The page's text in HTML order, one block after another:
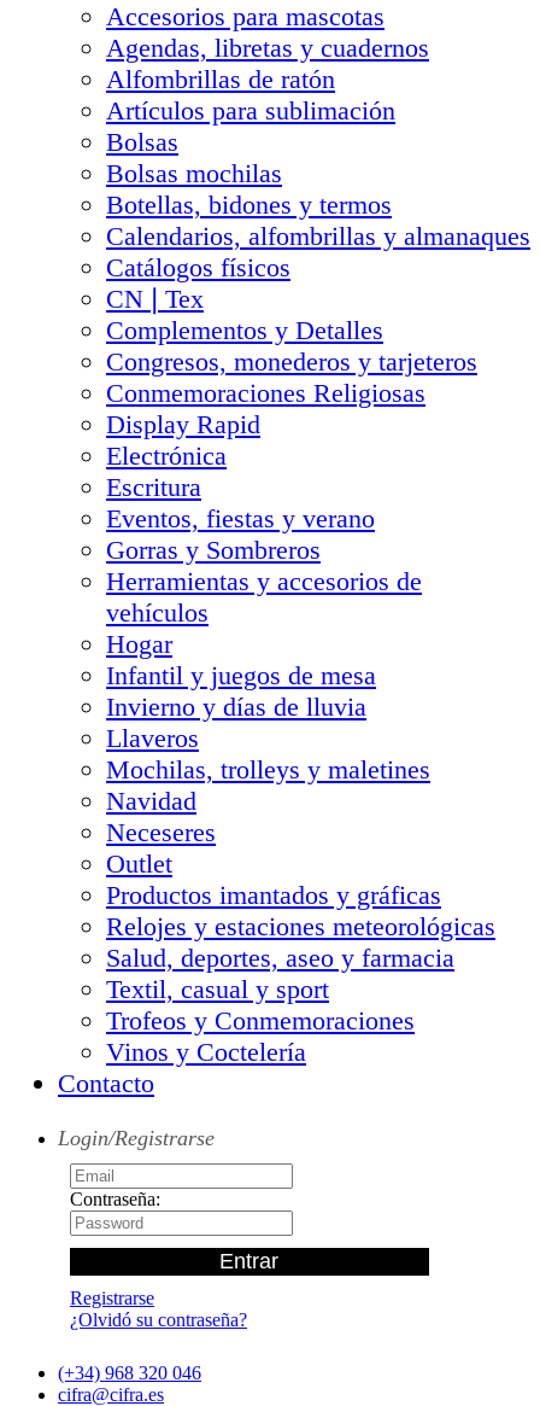
Accesorios para mascotas
Agendas, libretas y cuadernos
Alfombrillas de ratón
Artículos para sublimación
Bolsas
Bolsas mochilas
Botellas, bidones y termos
Calendarios, alfombrillas y almanaques
Catálogos físicos
CN❘Tex
Complementos y Detalles
Congresos, monederos y tarjeteros
Conmemoraciones Religiosas
Display Rapid
Electrónica
Escritura
Eventos, fiestas y verano
Gorras y Sombreros
Herramientas y accesorios de
vehículos
Hogar
Infantil y juegos de mesa
Invierno y días de lluvia
Llaveros
Mochilas, trolleys y maletines
Navidad
Neceseres
Outlet
Productos imantados y gráficas
Relojes y estaciones meteorológicas
Salud, deportes, aseo y farmacia
Textil, casual y sport
Trofeos y Conmemoraciones
Vinos y Coctelería
Contacto
Login/Registrarse
Contraseña:
Registrarse
¿Olvidó su contraseña?
(+34) 968 320 046
cifra@cifra.es